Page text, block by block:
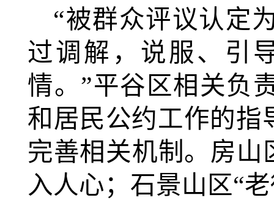
“被群众评议认定
过调解，说服、引
情。”平谷区相关负
和居民公约工作的指
完善相关机制。房山
入人心；石景山区“